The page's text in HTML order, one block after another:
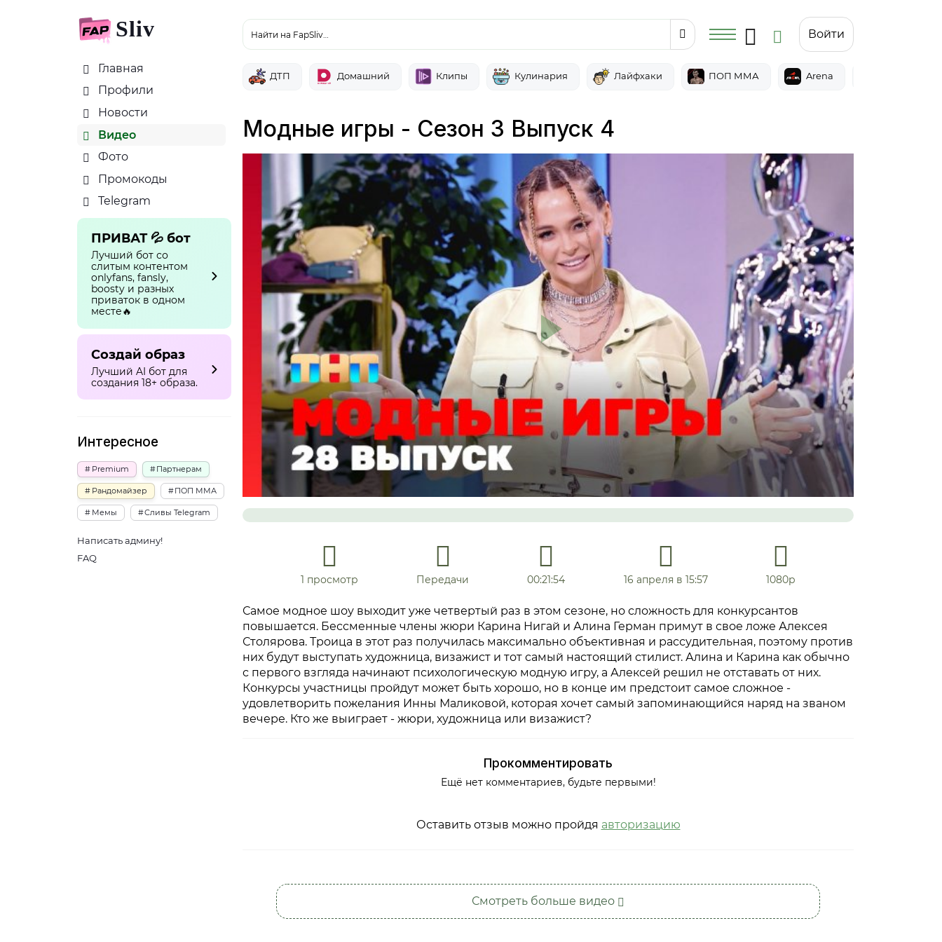
Sliv
Главная
Профили
Новости
Видео
Фото
Промокоды
Telegram
ПРИВАТ 💦 бот
Лучший бот со
слитым контентом
onlyfans, fansly,
boosty и разных
приваток в одном
месте🔥
Создай образ
Лучший AI бот для
создания 18+ образа.
Интересное
Premium Партнерам
Рандомайзер ПОП ММА
Мемы Сливы Telegram
Написать админу!
FAQ
Найти на FapSliv… Войти
ДТП Домашний Клипы Кулинария Лайфхаки ПОП ММА Arena
Модные игры - Сезон 3 Выпуск 4
1 просмотр Передачи 00:21:54 16 апреля в 15:57 1080р
Самое модное шоу выходит уже четвертый раз в этом сезоне, но сложность для конкурсантов
повышается. Бессменные члены жюри Карина Нигай и Алина Герман примут в свое ложе Алексея
Столярова. Троица в этот раз получилась максимально объективная и рассудительная, поэтому против
них будут выступать художница, визажист и тот самый настоящий стилист. Алина и Карина как обычно
с первого взгляда начинают психологическую модную игру, а Алексей решил не отставать от них.
Конкурсы участницы пройдут может быть хорошо, но в конце им предстоит самое сложное -
удовлетворить пожелания Инны Маликовой, которая хочет самый запоминающийся наряд на званом
вечере. Кто же выиграет - жюри, художница или визажист?
Прокомментировать
Ещё нет комментариев, будьте первыми!
Оставить отзыв можно пройдя авторизацию
Смотреть больше видео